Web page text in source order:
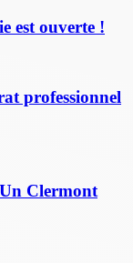
est ouverte !
professionnel
Clermont